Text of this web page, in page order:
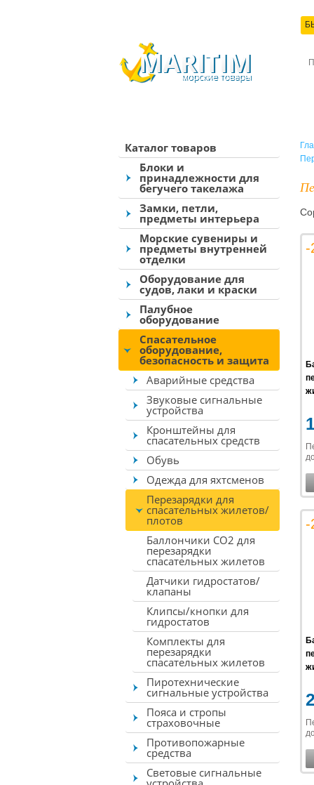
Каталог товаров
Блоки и
принадлежности для
бегучего такелажа
Замки, петли,
предметы интерьера
Морские сувениры и
предметы внутренней
отделки
Оборудование для
судов, лаки и краски
Палубное
оборудование
Спасательное
оборудование,
безопасность и защита
Аварийные средства
Звуковые сигнальные
устройства
Кронштейны для
спасательных средств
Обувь
Одежда для яхтсменов
Перезарядки для
спасательных жилетов/
плотов
Баллончики CO2 для
перезарядки
спасательных жилетов
Датчики гидростатов/
клапаны
Клипсы/кнопки для
гидростатов
Комплекты для
перезарядки
спасательных жилетов
Пиротехнические
сигнальные устройства
Пояса и стропы
страховочные
Противопожарные
средства
Световые сигнальные
-
-